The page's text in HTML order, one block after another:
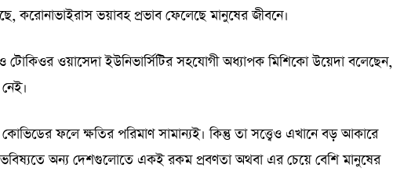
করোনাভাইরাস ভয়াবহ প্রভাব ফেলেছে মানুষের জীবনে।
টোকিওর ওয়াসেদা ইউনিভার্সিটির সহযোগী অধ্যাপক মিশিকো উয়েদা বলেছেন,
ফলে ক্ষতির পরিমাণ সামান্যই। কিন্তু তা সত্ত্বেও এখানে বড় আকারে
ভবিষ্যতে অন্য দেশগুলোতে একই রকম প্রবণতা অথবা এর চেয়ে বেশি মানুষের